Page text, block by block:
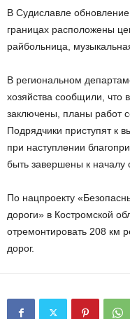
В Судиславле
границах расположены
райбольница,
В региональном
хозяйства сообщили, что
заключены, планы работ
Подрядчики приступят к
при наступлении
быть завершены к началу
По нацпроекту
дороги» в Костромской
отремонтировать 208 км
дорог.